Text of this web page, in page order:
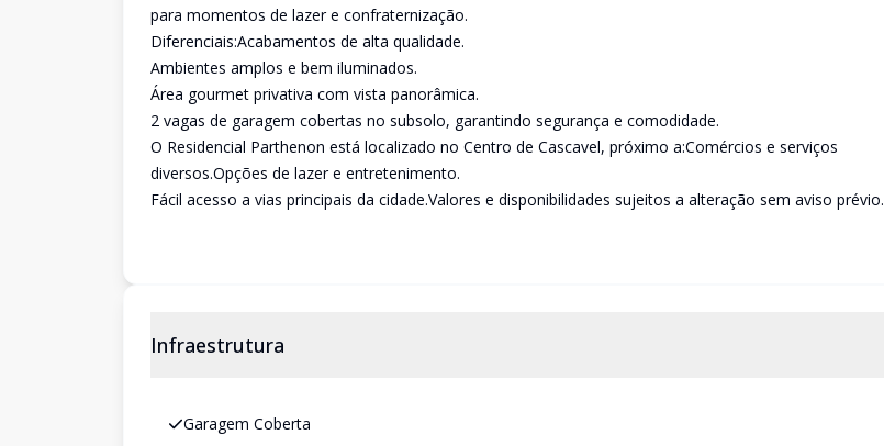
para momentos de lazer e confraternização.
Diferenciais:Acabamentos de alta qualidade.
Ambientes amplos e bem iluminados.
Área gourmet privativa com vista panorâmica.
2 vagas de garagem cobertas no subsolo, garantindo segurança e comodidade.
O Residencial Parthenon está localizado no Centro de Cascavel, próximo a:Comércios e serviços
diversos.Opções de lazer e entretenimento.
Fácil acesso a vias principais da cidade.Valores e disponibilidades sujeitos a alteração sem aviso prévio.
Infraestrutura
Garagem Coberta